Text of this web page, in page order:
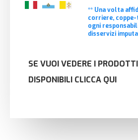
** Una volta
corriere,
ogni
disservizi
SE VUOI VEDERE I
DISPONIBILI CLICCA QUI